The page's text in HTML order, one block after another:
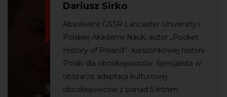
Dariusz Sirko
Absolwent GSSR Lancaster University i
Polskiej Akademii Nauk, autor „Pocket
History of Poland”- kieszonkowej historii
Polski dla obcokrajowców. Specjalista w
obszarze adaptacji kulturowej
obcokrajowców z ponad 5 letnim